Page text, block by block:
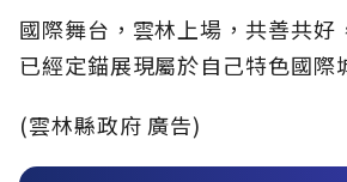
國際舞台，雲林上場，共善共好
已經定錨展現屬於自己特色國際
(雲林縣政府 廣告)